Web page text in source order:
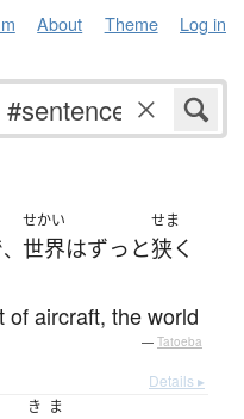
About Theme Log in
、
せかい
世界はずっと
せま
狭く
of aircraft, the world
— Tatoeba
Details ▸
き ま